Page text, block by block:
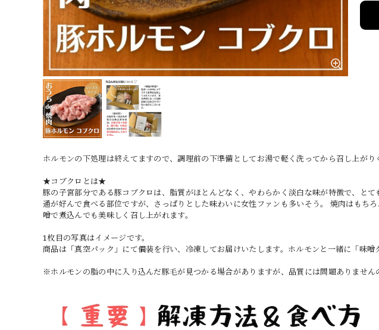
ホルモンの下処理は終えてますので、調理前の下準備としてお湯で軽く洗ってから召し上が
★コブクロとは★
豚の子宮部分である豚コブクロは、脂質がほとんどなく、やわらかく淡白な味が特徴で、と
通が好んで食べる部位ですが、さっぱりとした味わいに女性ファンも多いそう。 焼肉はもち
噌で煮込んでも美味しく召し上がれます。
1枚目の写真はイメージです。
商品は「真空パック」にて個装を行い、冷凍してお届けいたします。ホルモンと一緒に「味噌
※ホルモンの脂の中に入り込んだ豚毛が見つかる場合がありますが、品質には問題ありませ